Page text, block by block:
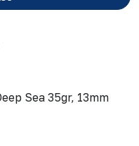
Sea 35gr, 13mm